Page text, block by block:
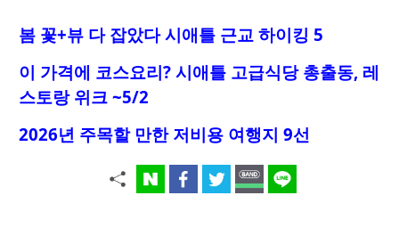
봄 꽃+뷰 다 잡았다 시애틀 근교 하이킹 5
이 가격에 코스요리? 시애틀 고급식당 총출동, 레
스토랑 위크 ~5/2
2026년 주목할 만한 저비용 여행지 9선